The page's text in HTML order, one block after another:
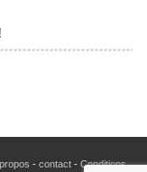
- contact- Conditions